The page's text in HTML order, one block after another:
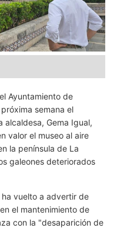
Ayuntamiento de
semana el
alcaldesa, Gema Igual,
valor el museo al aire
la península de La
galeones deteriorados
vuelto a advertir de
el mantenimiento de
con la "desaparición de